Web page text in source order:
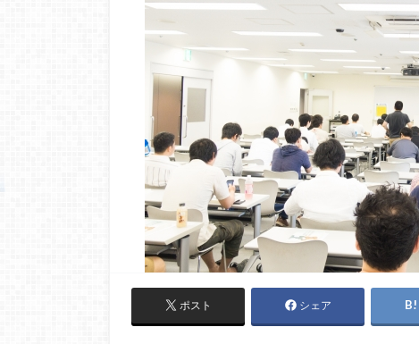
ポスト シェア